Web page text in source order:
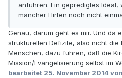
anführen. Ein gepredigtes
mancher Hirten noch nicht
Genau, darum geht es mir. Und da
strukturellen Defizite, also nicht die
Menschen, dazu führen, daß die
Mission/Evangelisierung selbst im
bearbeitet 25. November 2014